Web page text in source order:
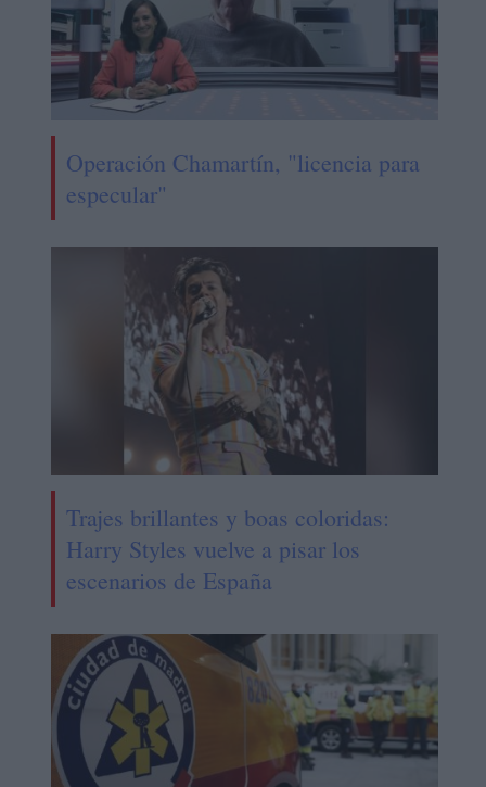
Operación Chamartín, "licencia para
especular"
Trajes brillantes y boas coloridas:
Harry Styles vuelve a pisar los
escenarios de España